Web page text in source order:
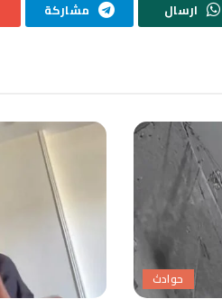
ارسال مشاركة
حوادث